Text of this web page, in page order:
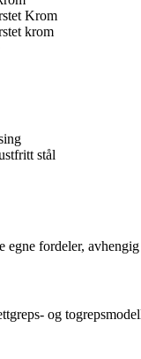
Krom
krom
stål
fordeler,
og